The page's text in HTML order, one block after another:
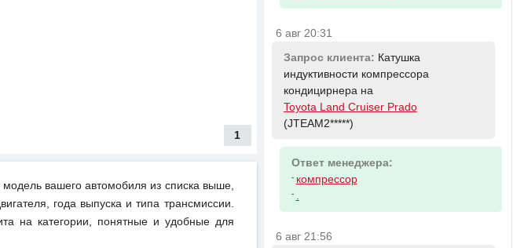
1
модель вашего автомобиля из списка выше,
года выпуска и типа трансмиссии.
на категории, понятные и удобные для
6 авг 20:31
Запрос клиента: Катушка
индуктивности компрессора
кондицирнера на
Toyota Land Cruiser Prado
(JTEAM2*****)
Ответ менеджера:
- компрессор
-
6 авг 21:56